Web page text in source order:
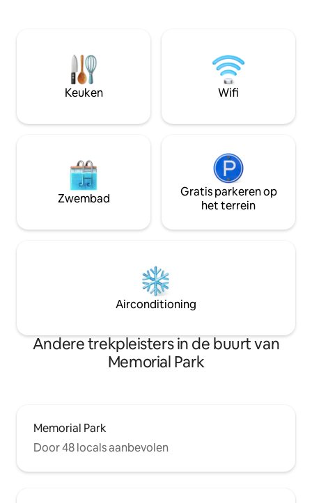
van de stad ligt op minder dan
anderhalve kilometer afstand en op een
steenworp afstand van een iconisch
stadspark waar je kunt genieten van een
wasmachine,
direct thuis
AC/verwarming/
feesten, je wordt
geuren,
Keuken Wifi
Zwembad
Gratis parkeren op
het terrein
Airconditioning
Andere trekpleisters in de buurt van
Memorial Park
Memorial Park
Door 48 locals aanbevolen